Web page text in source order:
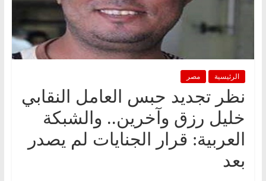
الرئيسية مصر
نظر تجديد حبس العامل النقابي
خليل رزق وآخرين.. والشبكة
العربية: قرار الجنايات لم يصدر
بعد